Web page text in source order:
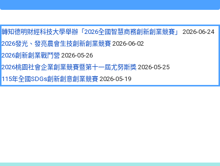
轉知德明財經科技大學舉辦「2026全國智慧商務創新創業競賽」
2026-06-24
2026發光、發亮農會生技創新創業競賽 2026-06-02
2026創新創業戰鬥營 2026-05-26
2026桃園社會企業創業競賽暨第十一屆尤努斯獎 2026-05-25
115年全國SDGs創新創意創業競賽 2026-05-19